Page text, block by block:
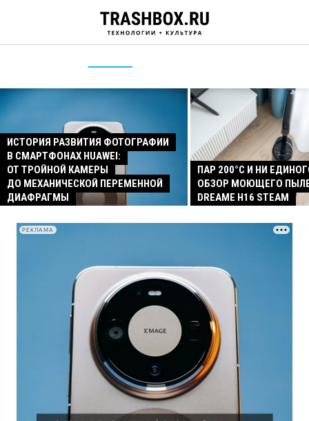
ИСТОРИЯ РАЗВИТИЯ ФОТОГРАФИИ
В СМАРТФОНАХ HUAWEI:
ОТ ТРОЙНОЙ КАМЕРЫ
ДО МЕХАНИЧЕСКОЙ ПЕРЕМЕННОЙ
ДИАФРАГМЫ
ПАР 200°C И НИ
ОБЗОР МОЮЩЕГО
DREAME H16 STEAM
РЕКЛАМА